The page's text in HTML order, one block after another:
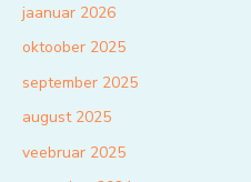
jaanuar 2026
oktoober 2025
september 2025
august 2025
veebruar 2025